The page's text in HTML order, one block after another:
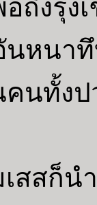
ถึงรุ่ง
หนาทึ
นทั้งป
นำป